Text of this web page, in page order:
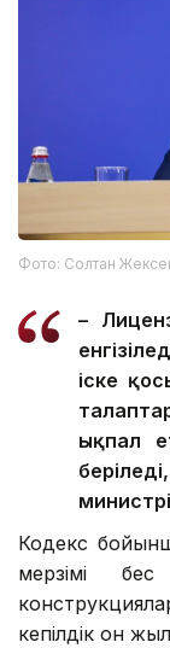
Фото: Солтан
–
іске
ықпал
Кодекс
мерзімі
кепілдік он